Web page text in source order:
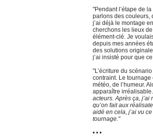
"Pendant l’étape de
parlons des couleurs,
j’ai déjà le montage
cherchons les lieux
élément-clé. Je
depuis mes années
des solutions
j’ai insisté pour que
"L’écriture du
contraint. Le tournage
météo, de l’humeur.
apparaître
acteurs. Après ça, j’ai
qu’on fait aux
aidé en cela, j’ai vu
tournage."
• • •